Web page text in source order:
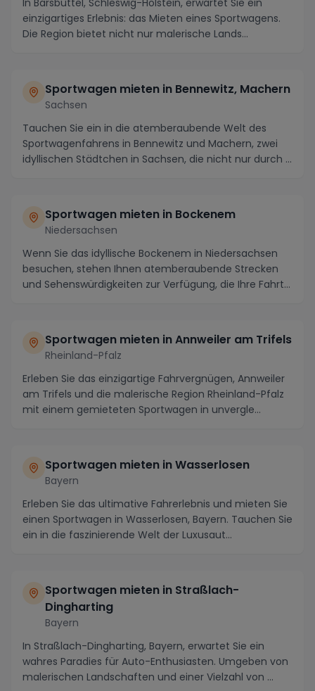
einzigartiges Erlebnis: das Mieten eines Sportwagens.
Die Region bietet nicht nur malerische Lands...
Sportwagen mieten in Bennewitz, Machern
Sachsen
Tauchen Sie ein in die atemberaubende Welt des
Sportwagenfahrens in Bennewitz und Machern, zwei
idyllischen Städtchen in Sachsen, die nicht nur durch ...
Sportwagen mieten in Bockenem
Niedersachsen
Wenn Sie das idyllische Bockenem in Niedersachsen
besuchen, stehen Ihnen atemberaubende Strecken
und Sehenswürdigkeiten zur Verfügung, die Ihre Fahrt
Sportwagen mieten in Annweiler am Trifels
Rheinland-Pfalz
Erleben Sie das einzigartige Fahrvergnügen, Annweiler
am Trifels und die malerische Region Rheinland-Pfalz
mit einem gemieteten Sportwagen in unvergle...
Sportwagen mieten in Wasserlosen
Bayern
Erleben Sie das ultimative Fahrerlebnis und mieten Sie
einen Sportwagen in Wasserlosen, Bayern. Tauchen Sie
ein in die faszinierende Welt der Luxusaut...
Sportwagen mieten in Straßlach-
Dingharting
Bayern
In Straßlach-Dingharting, Bayern, erwartet Sie ein
wahres Paradies für Auto-Enthusiasten. Umgeben von
malerischen Landschaften und einer Vielzahl von ...